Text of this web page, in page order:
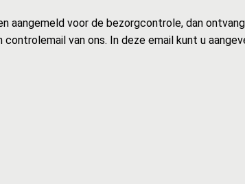
aangemeld voor de bezorgcontrole, dan
van ons. In deze email kunt u